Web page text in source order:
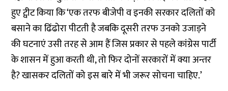
हुए ट्वीट किया कि ‘एक तरफ बीजेपी व इनकी सरकार दलितों को
बसाने का ढिंढोरा पीटती है जबकि दूसरी तरफ उनको उजाड़ने
की घटनाएं उसी तरह से आम हैं जिस प्रकार से पहले कांग्रेस पार्टी
के शासन में हुआ करती थी, तो फिर दोनों सरकारों में क्या अन्तर
है? खासकर दलितों को इस बारे में भी जरूर सोचना चाहिए.’